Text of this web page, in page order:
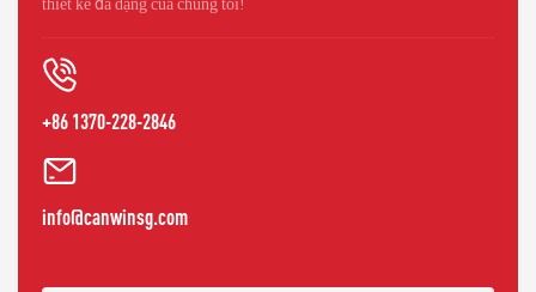
thiết kế đa dạng của chúng tôi!
+86 1370-228-2846
info@canwinsg.com